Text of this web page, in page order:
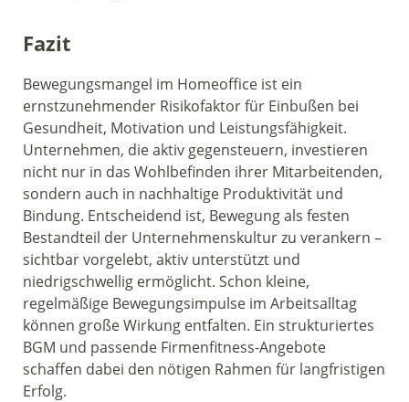
Fazit
Bewegungsmangel im Homeoffice ist ein
ernstzunehmender Risikofaktor für Einbußen bei
Gesundheit, Motivation und Leistungsfähigkeit.
Unternehmen, die aktiv gegensteuern, investieren
nicht nur in das Wohlbefinden ihrer Mitarbeitenden,
sondern auch in nachhaltige Produktivität und
Bindung. Entscheidend ist, Bewegung als festen
Bestandteil der Unternehmenskultur zu verankern –
sichtbar vorgelebt, aktiv unterstützt und
niedrigschwellig ermöglicht. Schon kleine,
regelmäßige Bewegungsimpulse im Arbeitsalltag
können große Wirkung entfalten. Ein strukturiertes
BGM und passende Firmenfitness-Angebote
schaffen dabei den nötigen Rahmen für langfristigen
Erfolg.